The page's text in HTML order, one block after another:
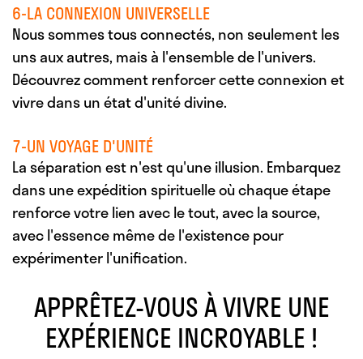
6-LA CONNEXION UNIVERSELLE
Nous sommes tous connectés, non seulement les
uns aux autres, mais à l'ensemble de l'univers.
Découvrez comment renforcer cette connexion et
vivre dans un état d'unité divine.
7-UN VOYAGE D'UNITÉ
La séparation est n'est qu'une illusion. Embarquez
dans une expédition spirituelle où chaque étape
renforce votre lien avec le tout, avec la source,
avec l'essence même de l'existence pour
expérimenter l'unification.
APPRÊTEZ-VOUS À VIVRE UNE
EXPÉRIENCE INCROYABLE !